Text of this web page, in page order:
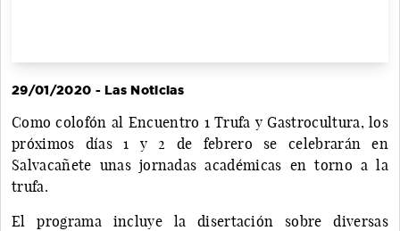
29/01/2020 - Las Noticias
Como colofón al Encuentro 1 Trufa y Gastrocultura, los
próximos días 1 y 2 de febrero se celebrarán en
Salvacañete unas jornadas académicas en torno a la
trufa.
El programa incluye la disertación sobre diversas